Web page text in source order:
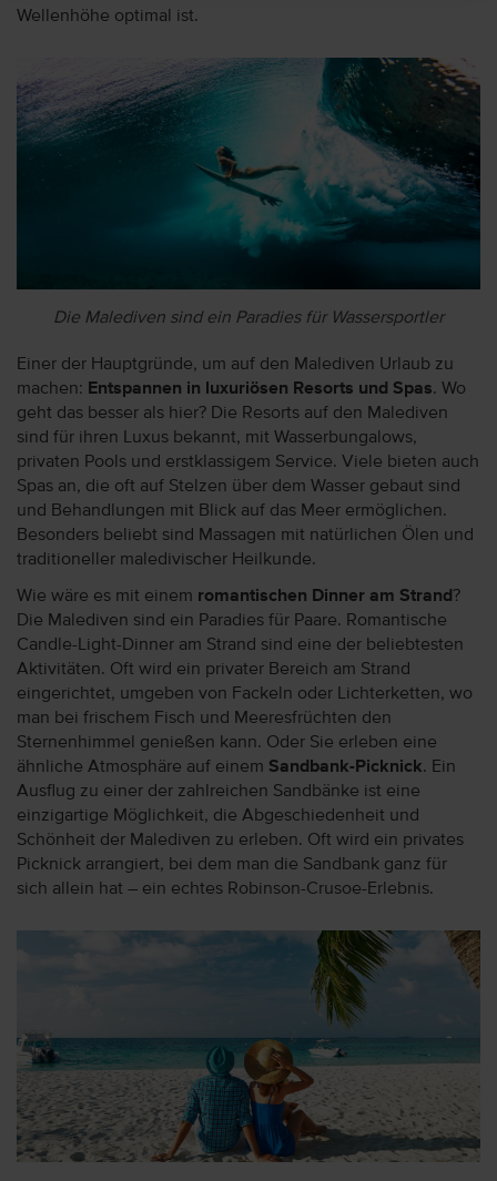
Wellenhöhe optimal ist.
Die Malediven sind ein Paradies für Wassersportler
Einer der Hauptgründe, um auf den Malediven Urlaub zu
machen: Entspannen in luxuriösen Resorts und Spas. Wo
geht das besser als hier? Die Resorts auf den Malediven
sind für ihren Luxus bekannt, mit Wasserbungalows,
privaten Pools und erstklassigem Service. Viele bieten auch
Spas an, die oft auf Stelzen über dem Wasser gebaut sind
und Behandlungen mit Blick auf das Meer ermöglichen.
Besonders beliebt sind Massagen mit natürlichen Ölen und
traditioneller maledivischer Heilkunde.
Wie wäre es mit einem romantischen Dinner am Strand?
Die Malediven sind ein Paradies für Paare. Romantische
Candle-Light-Dinner am Strand sind eine der beliebtesten
Aktivitäten. Oft wird ein privater Bereich am Strand
eingerichtet, umgeben von Fackeln oder Lichterketten, wo
man bei frischem Fisch und Meeresfrüchten den
Sternenhimmel genießen kann. Oder Sie erleben eine
ähnliche Atmosphäre auf einem Sandbank-Picknick. Ein
Ausflug zu einer der zahlreichen Sandbänke ist eine
einzigartige Möglichkeit, die Abgeschiedenheit und
Schönheit der Malediven zu erleben. Oft wird ein privates
Picknick arrangiert, bei dem man die Sandbank ganz für
sich allein hat – ein echtes Robinson-Crusoe-Erlebnis.